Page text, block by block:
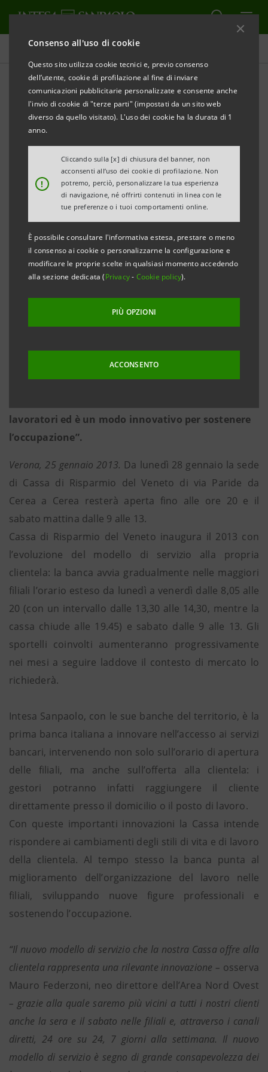
Consenso all'uso di cookie
Questo sito utilizza cookie tecnici e, previo consenso
dell’utente, cookie di profilazione al fine di inviare
comunicazioni pubblicitarie personalizzate e consente anche
l'invio di cookie di "terze parti" (impostati da un sito web
diverso da quello visitato). L'uso dei cookie ha la durata di 1
anno.
!
Cliccando sulla [x] di chiusura del banner, non
acconsenti all’uso dei cookie di profilazione. Non
potremo, perciò, personalizzare la tua esperienza
di navigazione, né offrirti contenuti in linea con le
tue preferenze o i tuoi comportamenti online.
È possibile consultare l'informativa estesa, prestare o meno
il consenso ai cookie o personalizzarne la configurazione e
modificare le proprie scelte in qualsiasi momento accedendo
alla sezione dedicata (Privacy- Cookie policy).
PIÙ OPZIONI
ACCONSENTO
Comunicati stampa
STAMPA AGGIORNA
COMUNICATO STAMPA
CEREA APERTA FINO ALLE 20 E ANCHE IL SABATO
PIÙ VICINI AL CLIENTE: NUOVO IMPULSO A
PRODUTTIVITÀ E COMPETITIVITÀ; INNOVAZIONE E
SOSTEGNO ALL’OCCUPAZIONE
Apertura fino alle 20 e il sabato mattina; i gestori
raggiungeranno i clienti anche “a domicilio”,
nuove iniziative dedicate alle varie tipologie di
Il direttore di Area Mauro Federzoni: “Vogliamo
essere sempre più vicini ai clienti, anche la sera e il
sabato nelle filiali e con i canali diretti 24 ore su
24, 7 giorni alla settimana. Il nuovo modello di
lavoratori ed è un modo innovativo per sostenere
l’occupazione”.
Verona, 25 gennaio 2013. Da lunedì 28 gennaio la sede
di Cassa di Risparmio del Veneto di via Paride da
Cerea a Cerea resterà aperta fino alle ore 20 e il
sabato mattina dalle 9 alle 13.
Cassa di Risparmio del Veneto inaugura il 2013 con
l’evoluzione del modello di servizio alla propria
clientela: la banca avvia gradualmente nelle maggiori
filiali l’orario esteso da lunedì a venerdì dalle 8,05 alle
20 (con un intervallo dalle 13,30 alle 14,30, mentre la
cassa chiude alle 19.45) e sabato dalle 9 alle 13. Gli
sportelli coinvolti aumenteranno progressivamente
nei mesi a seguire laddove il contesto di mercato lo
richiederà.
Intesa Sanpaolo, con le sue banche del territorio, è la
prima banca italiana a innovare nell’accesso ai servizi
bancari, intervenendo non solo sull’orario di apertura
delle filiali, ma anche sull’offerta alla clientela: i
gestori potranno infatti raggiungere il cliente
direttamente presso il domicilio o il posto di lavoro.
Con queste importanti innovazioni la Cassa intende
rispondere ai cambiamenti degli stili di vita e di lavoro
della clientela. Al tempo stesso la banca punta al
miglioramento dell’organizzazione del lavoro nelle
filiali, sviluppando nuove figure professionali e
sostenendo l’occupazione.
“Il nuovo modello di servizio che la nostra Cassa offre alla
clientela rappresenta una rilevante innovazione – osserva
Mauro Federzoni, neo direttore dell’Area Nord Ovest
– grazie alla quale saremo più vicini a tutti i nostri clienti
anche la sera e il sabato nelle filiali e, attraverso i canali
diretti, 24 ore su 24, 7 giorni alla settimana. Il nuovo
modello di servizio è segno di grande consapevolezza dei